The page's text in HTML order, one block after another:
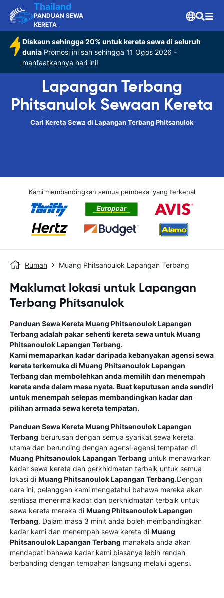
Thailand
PANDUAN SEWA
KERETA
Diskaun sehingga 20% untuk kereta sewa di seluruh
dunia Promosi ini sah sehingga 11 Ogos 2026 -
manfaatkannya hari ini!
Lapangan Terbang
Phitsanulok Sewaan Kereta
Cari Kereta Sewa di Lapangan Terbang Phitsanulok
Kami membandingkan semua pembekal yang terkenal
Rumah Muang Phitsanoulok Lapangan Terbang
Maklumat lokasi untuk Lapangan
Terbang Phitsanulok
Panduan Sewa KeretaMuang Phitsanoulok Lapangan
Terbang adalah pakar sehenti kereta sewa untukMuang
Phitsanoulok Lapangan Terbang.
Kami memaparkan kadar daripada kebanyakan agensi sewa
kereta terkemuka di Muang Phitsanoulok Lapangan
Terbang dan membolehkan anda memilih dan menempah
kereta anda dalam masa nyata. Buat keputusan anda sendiri
untuk menempah selepas membandingkan kadar dan
pilihan armada sewa kereta tempatan.
Panduan Sewa KeretaMuang Phitsanoulok Lapangan
Terbang berurusan dengan semua syarikat sewa kereta
utama dan berunding dengan agensi-agensi tempatan di
Muang Phitsanoulok Lapangan Terbang untuk menawarkan
kadar sewa kereta dan perkhidmatan terbaik untuk semua
lokasi di Muang Phitsanoulok Lapangan Terbang.Dengan
cara ini, pelanggan kami mengetahui bahawa mereka akan
sentiasa menerima kadar dan perkhidmatan terbaik untuk
sewa kereta mereka di Muang Phitsanoulok Lapangan
Terbang. Dalam masa 3 minit anda boleh membandingkan
kadar kami dan menempah sewa kereta di Muang
Phitsanoulok Lapangan Terbang manakala anda akan
mendapati bahawa kadar kami biasanya lebih rendah
berbanding dengan tempahan langsung melalui agensi.